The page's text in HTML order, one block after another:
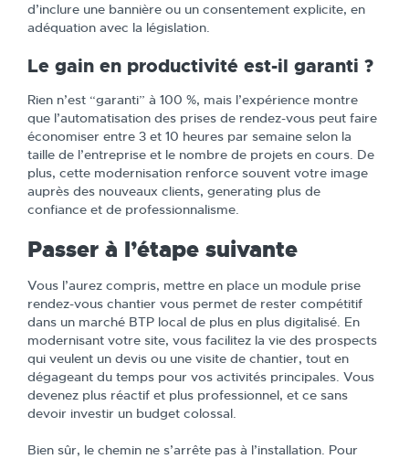
d’inclure une bannière ou un consentement explicite, en
adéquation avec la législation.
Le gain en productivité est-il garanti ?
Rien n’est “garanti” à 100 %, mais l’expérience montre
que l’automatisation des prises de rendez-vous peut faire
économiser entre 3 et 10 heures par semaine selon la
taille de l’entreprise et le nombre de projets en cours. De
plus, cette modernisation renforce souvent votre image
auprès des nouveaux clients, generating plus de
confiance et de professionnalisme.
Passer à l’étape suivante
Vous l’aurez compris, mettre en place un module prise
rendez-vous chantier vous permet de rester compétitif
dans un marché BTP local de plus en plus digitalisé. En
modernisant votre site, vous facilitez la vie des prospects
qui veulent un devis ou une visite de chantier, tout en
dégageant du temps pour vos activités principales. Vous
devenez plus réactif et plus professionnel, et ce sans
devoir investir un budget colossal.
Bien sûr, le chemin ne s’arrête pas à l’installation. Pour